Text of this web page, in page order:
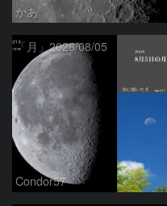
かあ
「月」2026/08/05
Condor57